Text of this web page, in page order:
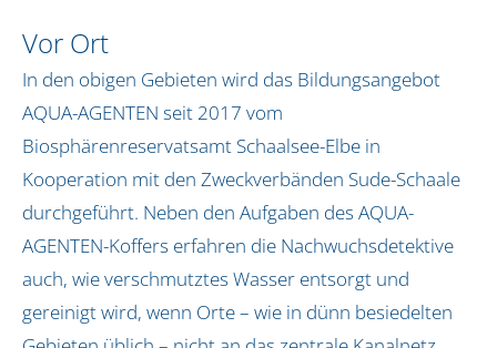
Koblenz
Köln, Pulheim und Frechen
Naturpark Dahme-Heideseen
Oldenburg und Ostfriesland
Rhein-Taunus
Schleswig-Holstein
Siegburg
Südholstein
Über uns
Vor Ort
In den obigen Gebieten wird das Bildungsangebot
AQUA-AGENTEN seit 2017 vom
Biosphärenreservatsamt Schaalsee-Elbe in
Kooperation mit den Zweckverbänden Sude-Schaale
durchgeführt. Neben den Aufgaben des AQUA-
AGENTEN-Koffers erfahren die Nachwuchsdetektive
auch, wie verschmutztes Wasser entsorgt und
gereinigt wird, wenn Orte – wie in dünn besiedelten